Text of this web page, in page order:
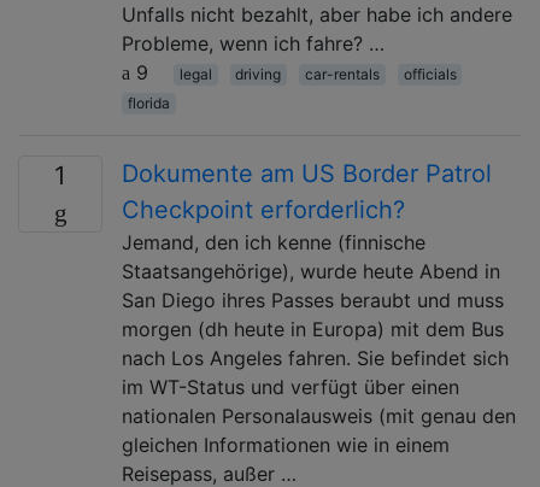
Unfalls nicht bezahlt, aber habe ich andere
Probleme, wenn ich fahre? …
9
legal driving car-rentals
officials
florida
1
Dokumente am US Border Patrol
Checkpoint erforderlich?
Jemand, den ich kenne (finnische
Staatsangehörige), wurde heute Abend in
San Diego ihres Passes beraubt und muss
morgen (dh heute in Europa) mit dem Bus
nach Los Angeles fahren. Sie befindet sich
im WT-Status und verfügt über einen
nationalen Personalausweis (mit genau den
gleichen Informationen wie in einem
Reisepass, außer …